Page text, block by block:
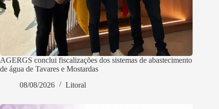
AGERGS conclui fiscalizações dos sistemas de abastecimento
de água de Tavares e Mostardas
08/08/2026
Litoral